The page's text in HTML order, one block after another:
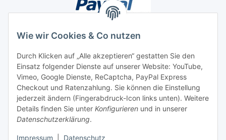
Wie wir Cookies & Co nutzen
Durch Klicken auf „Alle akzeptieren“ gestatten Sie den
Einsatz folgender Dienste auf unserer Website: YouTube,
Vimeo, Google Dienste, ReCaptcha, PayPal Express
Checkout und Ratenzahlung. Sie können die Einstellung
jederzeit ändern (Fingerabdruck-Icon links unten). Weitere
Details finden Sie unter Konfigurieren und in unserer
Datenschutzerklärung.
Impressum Datenschutz
Unsere Seiten
Social Media
Vertrag widerrufen